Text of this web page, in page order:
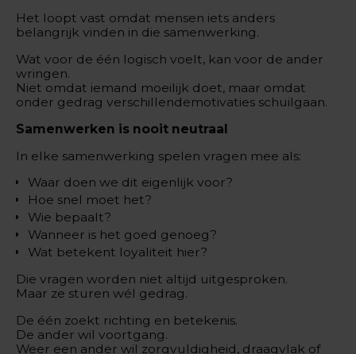
Het loopt vast omdat mensen iets anders
belangrijk vinden in die samenwerking.
Wat voor de één logisch voelt, kan voor de ander
wringen.
Niet omdat iemand moeilijk doet, maar omdat
onder gedrag verschillendemotivaties schuilgaan.
Samenwerken is nooit neutraal
In elke samenwerking spelen vragen mee als:
Waar doen we dit eigenlijk voor?
Hoe snel moet het?
Wie bepaalt?
Wanneer is het goed genoeg?
Wat betekent loyaliteit hier?
Die vragen worden niet altijd uitgesproken.
Maar ze sturen wél gedrag.
De één zoekt richting en betekenis.
De ander wil voortgang.
Weer een ander wil zorgvuldigheid, draagvlak of